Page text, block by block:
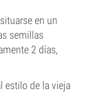
en un
semillas
2 días,
estilo de la vieja